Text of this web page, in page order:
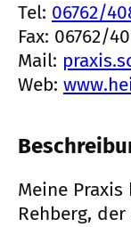
Tel: 06762/
Fax: 06762/
Mail:
Web:
Meine
Rehberg,